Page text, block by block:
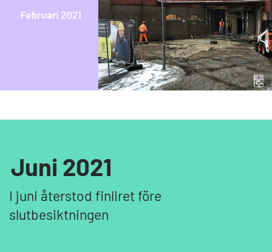
Juni 2021
I juni återstod finliret före
slutbesiktningen